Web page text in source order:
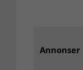
Annonser